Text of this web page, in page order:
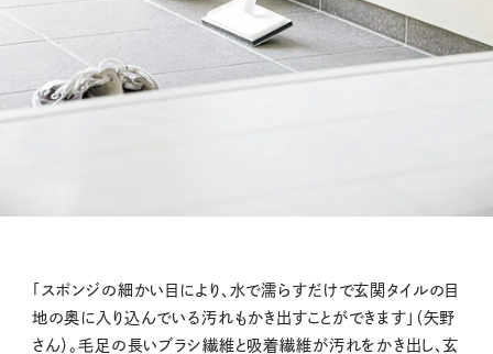
「スポンジの細かい目により、水で濡らすだけで玄関タイルの目
地の奥に入り込んでいる汚れもかき出すことができます」（矢野
さん）。毛足の長いブラシ繊維と吸着繊維が汚れをかき出し、玄